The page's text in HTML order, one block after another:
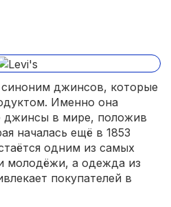
джинсов, которые
Именно она
джинсы в мире, положив
началась ещё в 1853
одним из самых
молодёжи, а одежда из
покупателей в